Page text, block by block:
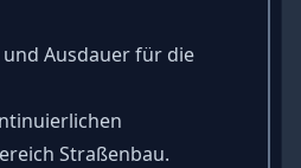
Ausdauer für die
Straßenbau.